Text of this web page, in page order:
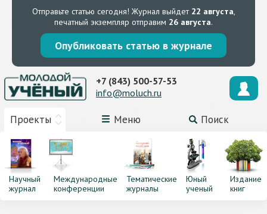
Отправьте статью сегодня! Журнал выйдет 22 августа,
печатный экземпляр отправим 26 августа.
Опубликовать статью в журнале
Проекты Меню Поиск
+7 (843) 500-57-53
info@moluch.ru
Научный
журнал
Международные
конференции
Тематические
журналы
Юный
ученый
Издание
книг